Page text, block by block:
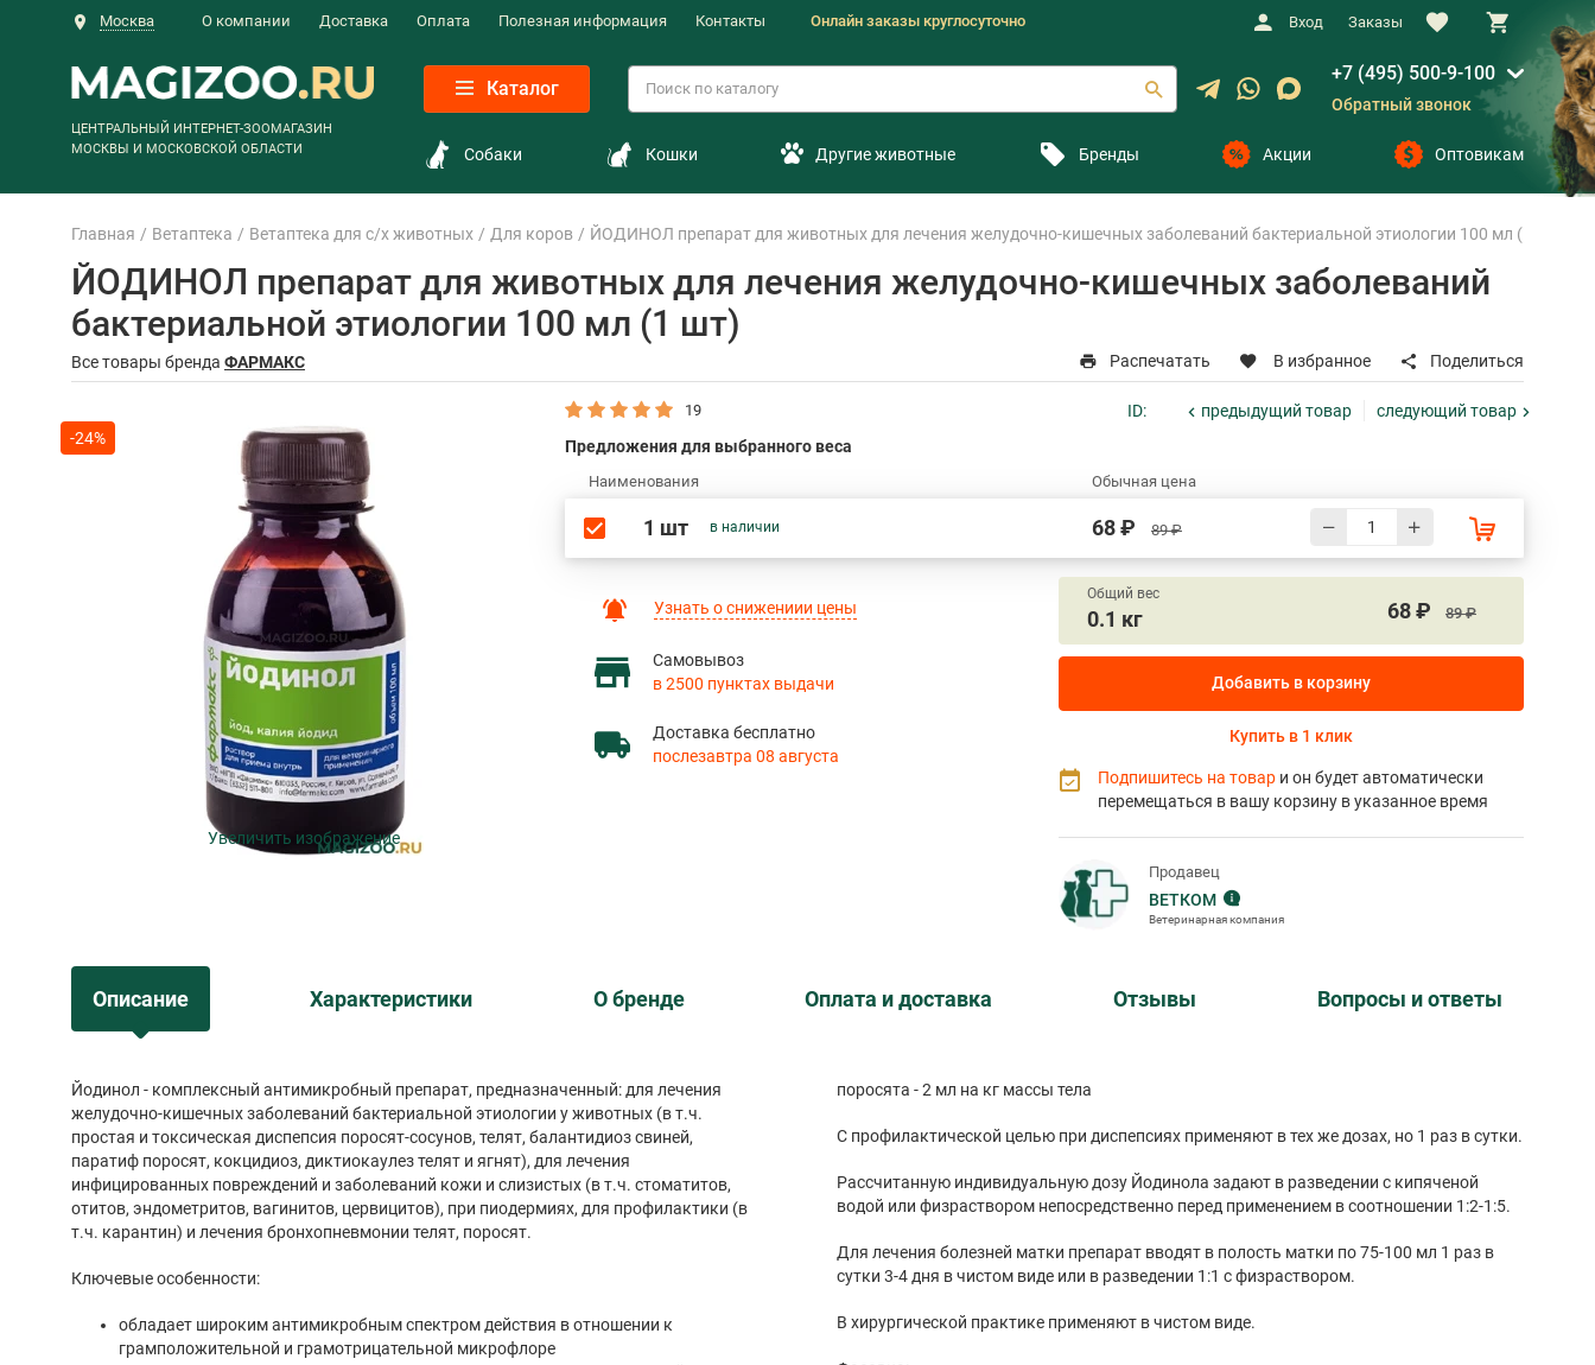
Москва О компании Доставка Оплата Полезная информация Контакты Онлайн заказы круглосуточно Вход Заказы
ЦЕНТРАЛЬНЫЙ ИНТЕРНЕТ-ЗООМАГАЗИН
МОСКВЫ И МОСКОВСКОЙ ОБЛАСТИ
Каталог
+7 (495) 500-9-100
Обратный звонок
Собаки Кошки Другие животные Бренды Акции Оптовикам
Главная Ветаптека Ветаптека для с/х животных Для коров ЙОДИНОЛ препарат для животных для лечения желудочно-кишечных заболеваний бактериальной этиологии 100 мл (1 шт)
ЙОДИНОЛ препарат для животных для лечения желудочно-кишечных заболеваний
бактериальной этиологии 100 мл (1 шт)
Все товары бренда ФАРМАКС Распечатать В избранное Поделиться
-24%
Увеличить изображение
19 ID: предыдущий товар следующий товар
Предложения для выбранного веса
Наименования Обычная цена
1 шт в наличии 68 ₽ 89 ₽
Узнать о снижениии цены
Самовывоз
в 2500 пунктах выдачи
Доставка бесплатно
послезавтра 08 августа
Общий вес
0.1 кг 68 ₽ 89 ₽
Добавить в корзину
Купить в 1 клик
Подпишитесь на товар и он будет автоматически
перемещаться в вашу корзину в указанное время
Продавец
ВЕТКОМ
Ветеринарная компания
Описание Характеристики О бренде Оплата и доставка Отзывы Вопросы и ответы
Йодинол - комплексный антимикробный препарат, предназначенный: для лечения
желудочно-кишечных заболеваний бактериальной этиологии у животных (в т.ч.
простая и токсическая диспепсия поросят-сосунов, телят, балантидиоз свиней,
паратиф поросят, кокцидиоз, диктиокаулез телят и ягнят), для лечения
инфицированных повреждений и заболеваний кожи и слизистых (в т.ч. стоматитов,
отитов, эндометритов, вагинитов, цервицитов), при пиодермиях, для профилактики (в
т.ч. карантин) и лечения бронхопневмонии телят, поросят.
Ключевые особенности:
обладает широким антимикробным спектром действия в отношении к
грамположительной и грамотрицательной микрофлоре
поросята - 2 мл на кг массы тела
С профилактической целью при диспепсиях применяют в тех же дозах, но 1 раз в сутки.
Рассчитанную индивидуальную дозу Йодинола задают в разведении с кипяченой
водой или физраствором непосредственно перед применением в соотношении 1:2-1:5.
Для лечения болезней матки препарат вводят в полость матки по 75-100 мл 1 раз в
сутки 3-4 дня в чистом виде или в разведении 1:1 с физраствором.
В хирургической практике применяют в чистом виде.